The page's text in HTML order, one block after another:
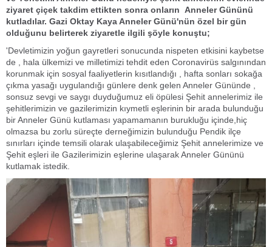
ziyaret çiçek takdim ettikten sonra onların Anneler Gününü
kutladılar. Gazi Oktay Kaya Anneler Günü'nün özel bir gün
olduğunu belirterek ziyaretle ilgili şöyle konuştu;
'Devletimizin yoğun gayretleri sonucunda nispeten etkisini kaybetse
de , hala ülkemizi ve milletimizi tehdit eden Coronavirüs salgınından
korunmak için sosyal faaliyetlerin kısıtlandığı , hafta sonları sokağa
çıkma yasağı uygulandığı günlere denk gelen Anneler Gününde ,
sonsuz sevgi ve saygı duyduğumuz eli öpülesi Şehit annelerimiz ile
şehitlerimizin ve gazilerimizin kıymetli eşlerinin bir arada bulunduğu
bir Anneler Günü kutlaması yapamamanın burukluğu içinde,hiç
olmazsa bu zorlu süreçte derneğimizin bulunduğu Pendik ilçe
sınırları içinde temsili olarak ulaşabileceğimiz Şehit annelerimize ve
Şehit eşleri ile Gazilerimizin eşlerine ulaşarak Anneler Gününü
kutlamak istedik.